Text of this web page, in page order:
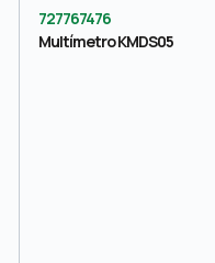
727767476
Multímetro KMDS05